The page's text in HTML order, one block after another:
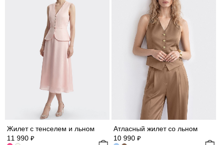
Жилет с тенселем и льном
11 990 ₽
Атласный жилет со льном
10 990 ₽